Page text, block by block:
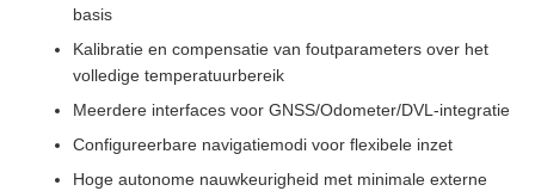
basis
Kalibratie en compensatie van foutparameters over het
volledige temperatuurbereik
Meerdere interfaces voor GNSS/Odometer/DVL-integratie
Configureerbare navigatiemodi voor flexibele inzet
Hoge autonome nauwkeurigheid met minimale externe